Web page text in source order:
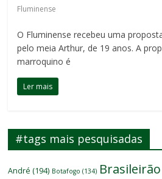
Fluminense
O Fluminense recebeu uma
pelo meia Arthur, de 19 anos. A
marroquino é
Ler mais
#tags mais pesquisadas
André (194) Botafogo (134) Brasileirão